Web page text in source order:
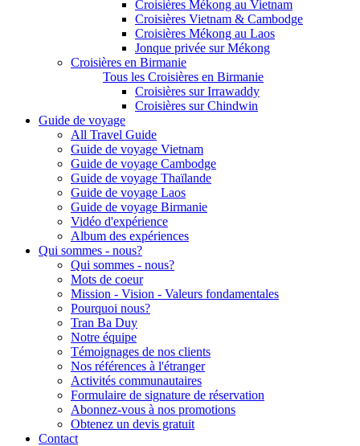
Croisières Mékong au Vietnam
Croisières Vietnam & Cambodge
Croisières Mékong au Laos
Jonque privée sur Mékong
Croisières en Birmanie
Tous les Croisières en Birmanie
Croisières sur Irrawaddy
Croisières sur Chindwin
Guide de voyage
All Travel Guide
Guide de voyage Vietnam
Guide de voyage Cambodge
Guide de voyage Thaïlande
Guide de voyage Laos
Guide de voyage Birmanie
Vidéo d'expérience
Album des expériences
Qui sommes - nous?
Qui sommes - nous?
Mots de coeur
Mission - Vision - Valeurs fondamentales
Pourquoi nous?
Tran Ba Duy
Notre équipe
Témoignages de nos clients
Nos références à l'étranger
Activités communautaires
Formulaire de signature de réservation
Abonnez-vous à nos promotions
Obtenez un devis gratuit
Contact